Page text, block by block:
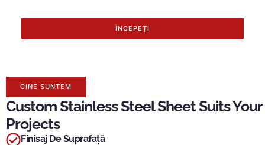
ÎNCEPEȚI
CINE SUNTEM
Custom Stainless Steel Sheet Suits Your
Projects
Finisaj De Suprafață